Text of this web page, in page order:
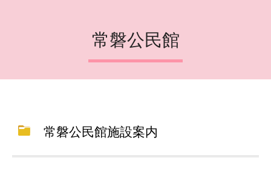
常磐公民館
常磐公民館施設案内